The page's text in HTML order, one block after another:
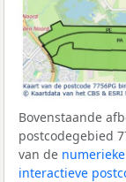
Bovenstaande
postcodegebied
van de
interactieve